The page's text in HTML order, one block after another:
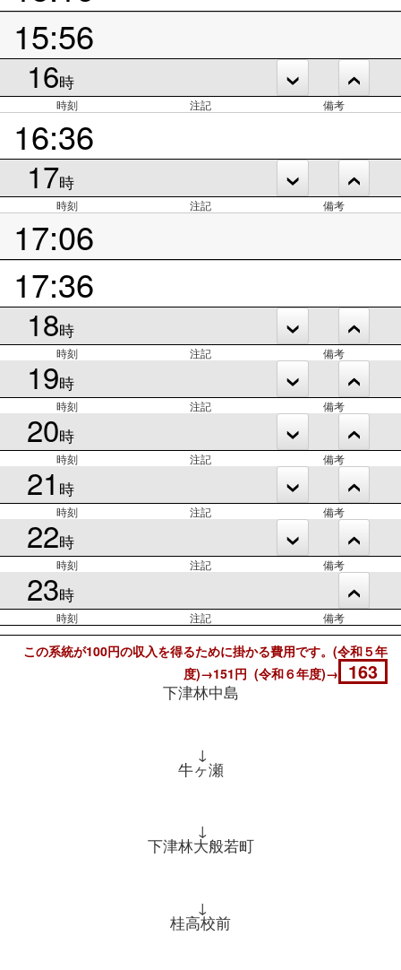
15:56
16時
時刻 注記 備考
16:36
17時
時刻 注記 備考
17:06
17:36
18時
時刻 注記 備考
19時
時刻 注記 備考
20時
時刻 注記 備考
21 時
時刻 注記 備考
22時
時刻 注記 備考
23時
時刻 注記 備考
この系統が100円の収入を得るために掛かる費用です。(令和５年
度)→151円 (令和６年度)→
163
下津林中島
↓
牛ヶ瀬
↓
下津林大般若町
↓
桂高校前